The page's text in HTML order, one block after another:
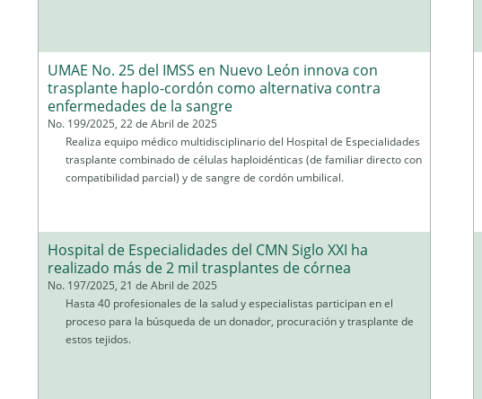
UMAE No. 25 del IMSS en Nuevo León innova con
trasplante haplo-cordón como alternativa contra
enfermedades de la sangre
No. 199/2025, 22 de Abril de 2025
Realiza equipo médico multidisciplinario del Hospital de Especialidades
trasplante combinado de células haploidénticas (de familiar directo con
compatibilidad parcial) y de sangre de cordón umbilical.
Hospital de Especialidades del CMN Siglo XXI ha
realizado más de 2 mil trasplantes de córnea
No. 197/2025, 21 de Abril de 2025
Hasta 40 profesionales de la salud y especialistas participan en el
proceso para la búsqueda de un donador, procuración y trasplante de
estos tejidos.